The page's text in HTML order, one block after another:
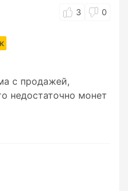
3 0
с продажей,
недостаточно монет